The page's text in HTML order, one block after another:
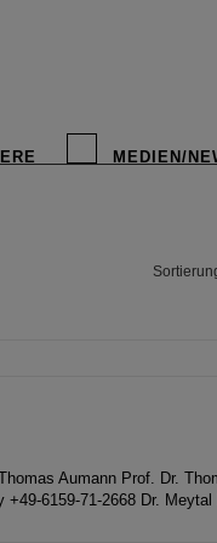
MEDIEN/
Aumann Prof. Dr.
6159-71-2668 Dr.